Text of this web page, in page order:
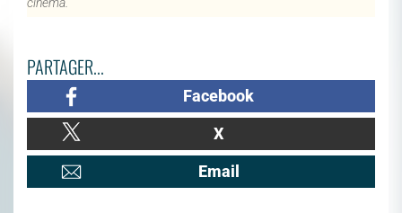
PARTAGER...
Facebook
X
Email